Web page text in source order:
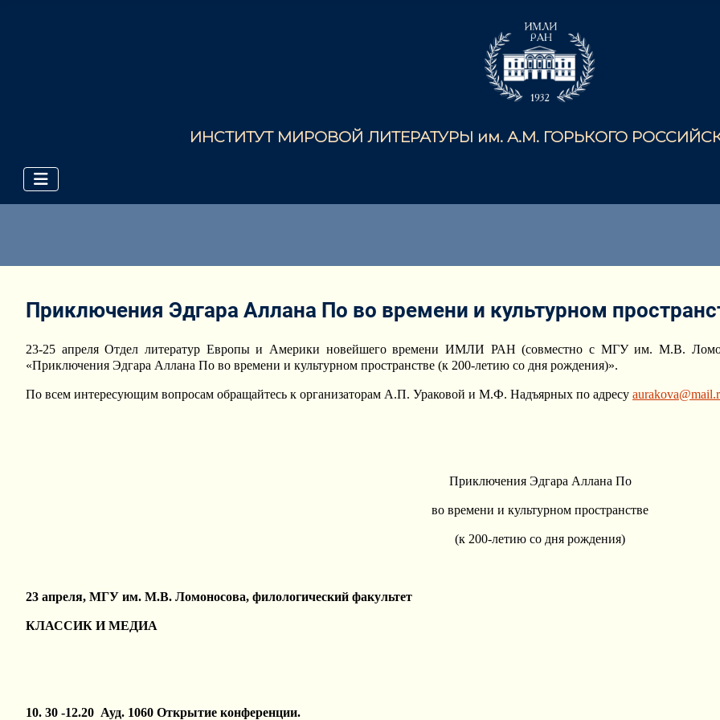
ИНСТИТУТ МИРОВОЙ ЛИТЕРАТУРЫ им. А.М. ГОРЬКОГО
Приключения Эдгара Аллана По во времени и культурном
23-25 апреля Отдел литератур Европы и Америки новейшего времени ИМЛИ РАН (совместно с МГУ им. М.В.
«Приключения Эдгара Аллана По во времени и культурном пространстве (к 200-летию со дня рождения)».
По всем интересующим вопросам обращайтесь к организаторам А.П. Ураковой и М.Ф. Надъярных по адресу
Приключения Эдгара Аллана По
во времени и культурном пространстве
(к 200-летию со дня рождения)
23 апреля, МГУ им. М.В. Ломоносова, филологический факультет
КЛАССИК И МЕДИА
10. 30 -12.20 Ауд. 1060 Открытие конференции.